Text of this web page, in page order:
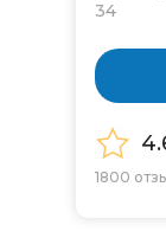
34
1800